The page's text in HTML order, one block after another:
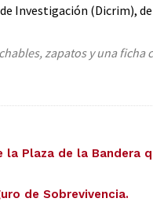
Investigación (Dicrim),
zapatos y una ficha
Plaza de la Bandera
de Sobrevivencia.